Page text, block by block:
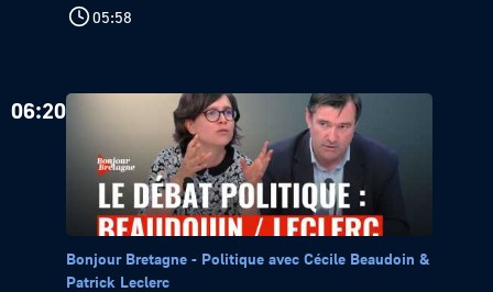
05:58
06:20
Bonjour Bretagne - Politique avec Cécile Beaudoin &
Patrick Leclerc